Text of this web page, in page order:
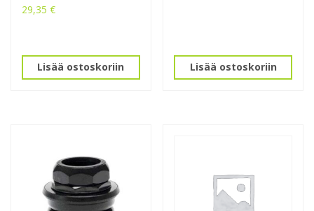
29,35 €
Lisää ostoskoriin Lisää ostoskoriin